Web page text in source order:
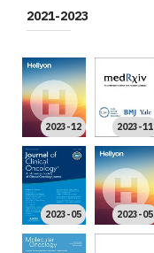
2021-2023
2023-12 2023-11
2023-05 2023-05